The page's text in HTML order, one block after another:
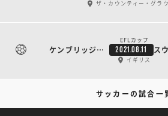
ザ・カウンティー・グラ
EFLカップ
ケンブリッジ・ユナイテッド 2021.08.11
イギリス
サッカーの試合一